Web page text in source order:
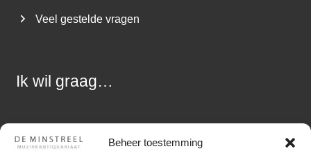
Beheer toestemming
Veel gestelde vragen
Ik wil graag…